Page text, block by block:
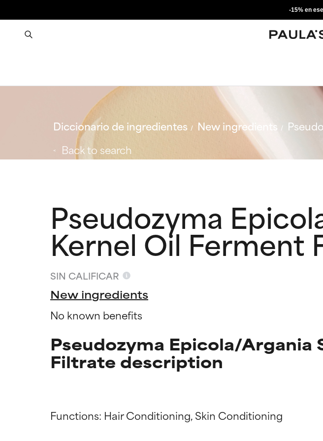
-15% en
Diccionario de ingredientes New ingredients
Back to search
Pseudozyma
Kernel Oil Ferment
SIN CALIFICAR
New ingredients
No known benefits
Pseudozyma Epicola/Argania
Filtrate description
Functions: Hair Conditioning, Skin Conditioning
Calificaciones de
Calificaciones de